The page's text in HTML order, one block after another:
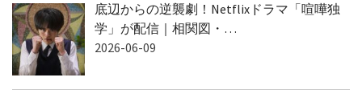
底辺からの逆襲劇！Netflixドラマ「喧嘩独
学」が配信｜相関図・…
2026-06-09